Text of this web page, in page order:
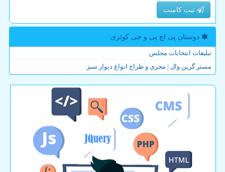
ثبت کامنت
دوستان پی اچ پی و جی كوئری
تبلیغات انتخابات مجلس
مستر گرین وال | مجری و طراح انواع دیوار سبز